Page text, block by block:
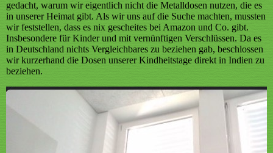
gedacht, warum wir eigentlich nicht die Metalldosen nutzen, die es
in unserer Heimat gibt. Als wir uns auf die Suche machten, mussten
wir feststellen, dass es nix gescheites bei Amazon und Co. gibt.
Insbesondere für Kinder und mit vernünftigen Verschlüssen. Da es
in Deutschland nichts Vergleichbares zu beziehen gab, beschlossen
wir kurzerhand die Dosen unserer Kindheitstage direkt in Indien zu
beziehen.